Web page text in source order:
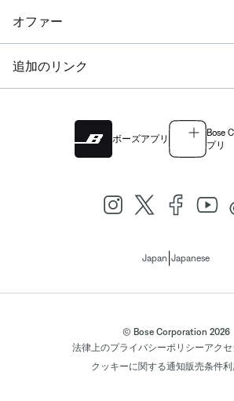
オファー
追加のリンク
ボーズアプリ
Bose
プリ
Japan Japanese
© Bose Corporation 2026
法律上のプライバシーポリシーアク
クッキーに関する通知販売条件